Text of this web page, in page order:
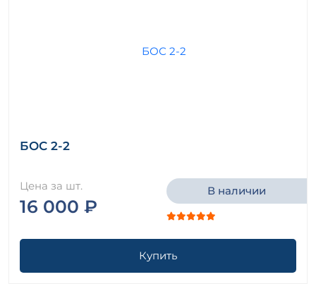
БОС 2-2
Цена за шт.
16 000 ₽
В наличии
Купить